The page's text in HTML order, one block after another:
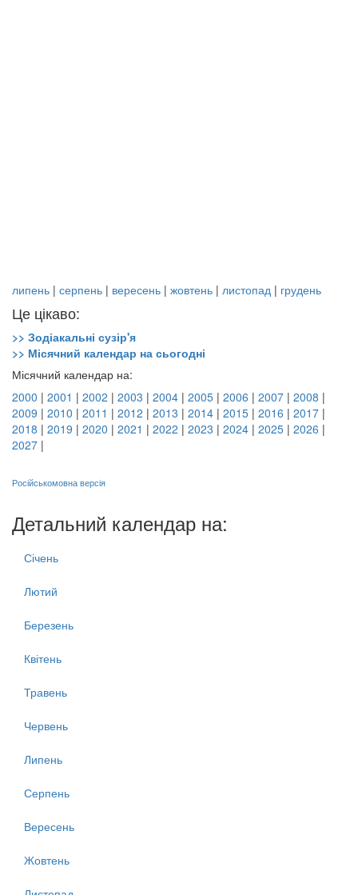
липень | серпень | вересень | жовтень | листопад | грудень
Це цікаво:
>> Зодіакальні сузір'я
>> Місячний календар на сьогодні
Місячний календар на:
2000 | 2001 | 2002 | 2003 | 2004 | 2005 | 2006 | 2007 | 2008 |
2009 | 2010 | 2011 | 2012 | 2013 | 2014 | 2015 | 2016 | 2017 |
2018 | 2019 | 2020 | 2021 | 2022 | 2023 | 2024 | 2025 | 2026 |
2027 |
Російськомовна версія
Детальний календар на:
Січень
Лютий
Березень
Квітень
Травень
Червень
Липень
Серпень
Вересень
Жовтень